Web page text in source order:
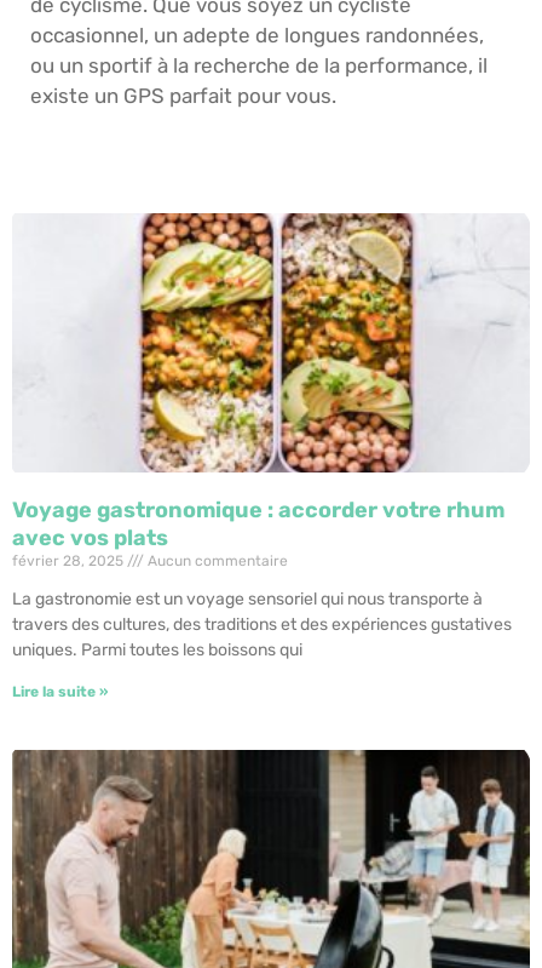
occasionnel, un adepte de longues randonnées,
ou un sportif à la recherche de la performance, il
existe un GPS parfait pour vous.
Voyage gastronomique : accorder votre rhum
avec vos plats
février 28, 2025 Aucun commentaire
La gastronomie est un voyage sensoriel qui nous transporte à
travers des cultures, des traditions et des expériences gustatives
uniques. Parmi toutes les boissons qui
Lire la suite »